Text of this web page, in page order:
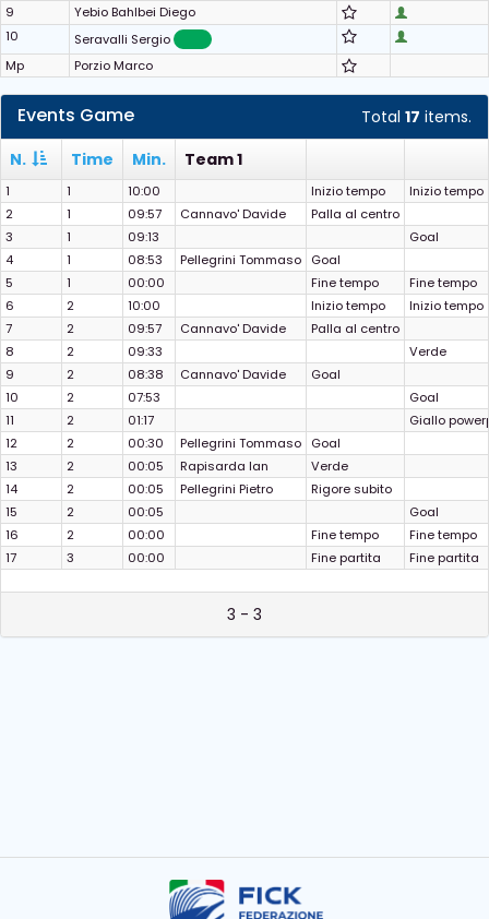
9
Yebio Bahlbei Diego
10
Seravalli Sergio
Mp
Porzio Marco
Total 17 items.
Events Game
N. Time Min. Team 1
1 1 10:00 Inizio tempo
Inizio tempo
2
1 09:57 Cannavo' Davide
Palla al centro
3
1 09:13
Goal
4
1 08:53 Pellegrini Tommaso
Goal
5
1 00:00 Fine tempo
Fine tempo
6
2 10:00 Inizio tempo
Inizio tempo
7
2 09:57 Cannavo' Davide
Palla al centro
8
2 09:33
Verde
9
2 08:38 Cannavo' Davide
Goal
10
2 07:53
Goal
11
2 01:17
Giallo
12
2 00:30 Pellegrini Tommaso
Goal
13
2 00:05 Rapisarda Ian
Verde
14
2 00:05 Pellegrini Pietro
Rigore subito
15
2 00:05
Goal
16
2 00:00 Fine tempo
Fine tempo
17
3 00:00 Fine partita Fine partita
3 - 3